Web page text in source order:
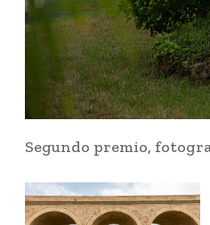
Segundo premio,